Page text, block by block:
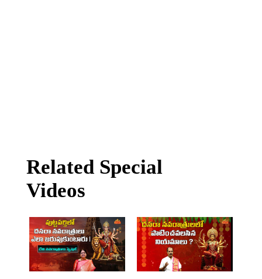
Related Special
Videos